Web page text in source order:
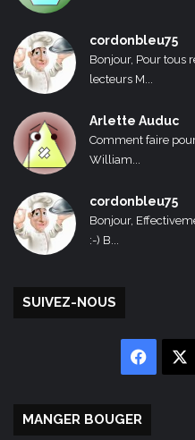
cordonbleu75
Bonjour, Pour tous
lecteurs M...
Arlette Auduc
Comment faire
William...
cordonbleu75
Bonjour,
:-) B...
SUIVEZ-NOUS
MANGER BOUGER